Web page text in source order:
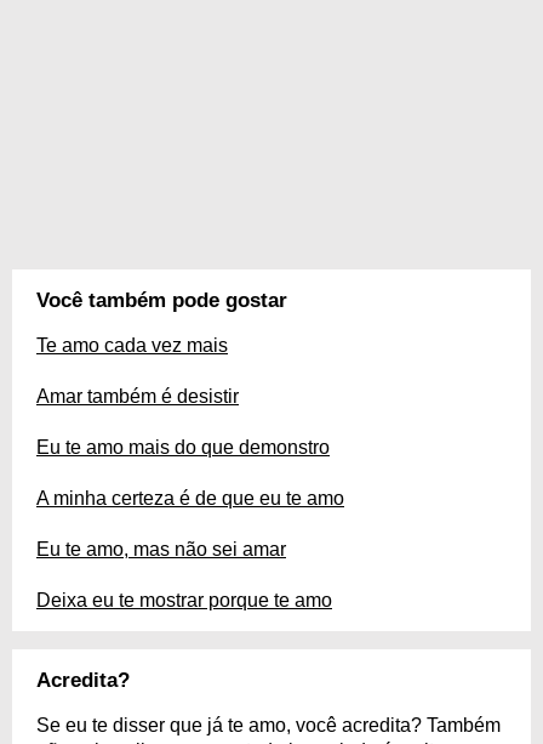
Você também pode gostar
Te amo cada vez mais
Amar também é desistir
Eu te amo mais do que demonstro
A minha certeza é de que eu te amo
Eu te amo, mas não sei amar
Deixa eu te mostrar porque te amo
Acredita?
Se eu te disser que já te amo, você acredita? Também